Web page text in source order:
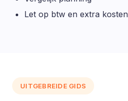
Let op btw en extra kosten
UITGEBREIDE GIDS